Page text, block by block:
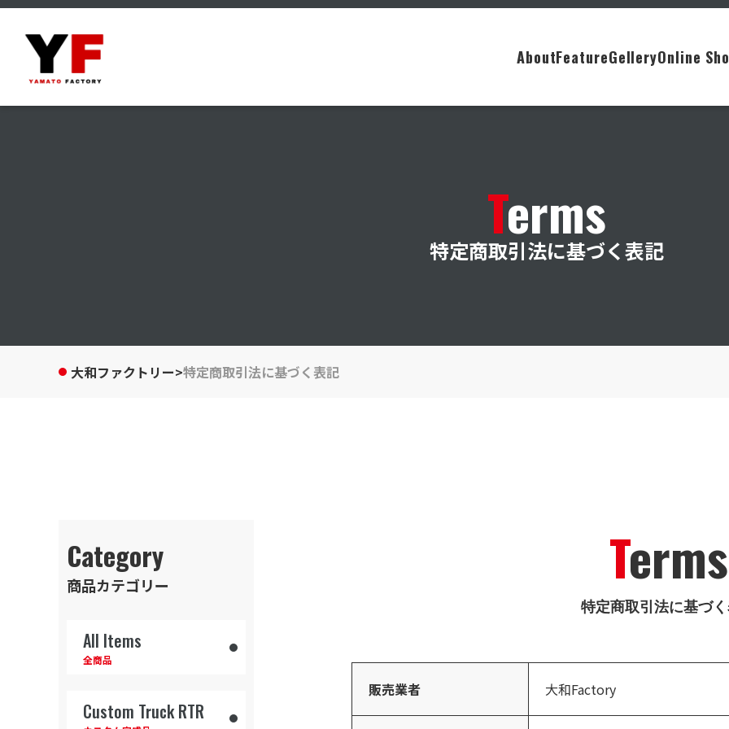
AboutFeatureGelleryOnline
Category
塗装依頼
Paint Order
大和ファクトリーについて
Terms
特定商取引法に基づく表記
大和ファクトリー>特定商取引法に基づく表記
Category
商品カテゴリー
全商品
All Items
Custom Truck RTR
Terms
特定商取引法に基づ
販売業者 大和Factory